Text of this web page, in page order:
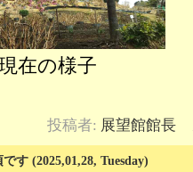
の様子
投稿者: 展望館館長
です (2025,01,28, Tuesday)